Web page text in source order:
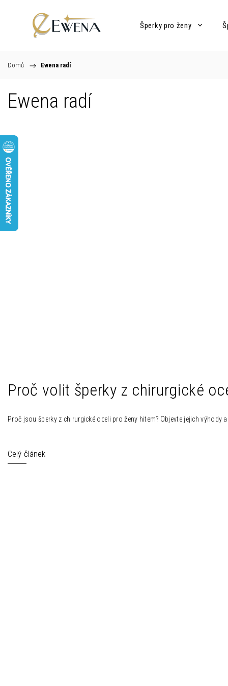
Šperky pro ženy
Domů / Ewena radí
Ewena radí
Proč volit šperky z chirurgické
Proč jsou šperky z chirurgické oceli pro ženy hitem? Objevte jejich výhody
Celý článek